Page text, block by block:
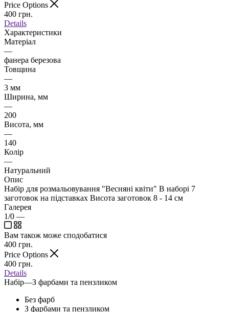
Price Options
400 грн.
Details
Характеристики
Матеріал
—
фанера березова
Товщина
—
3 мм
Ширина, мм
—
200
Висота, мм
—
140
Колір
—
Натуральний
Опис
Набір для розмальовування "Весняні квіти" В наборі 7
заготовок на підставках Висота заготовок 8 - 14 см
Галерея
1/0 —
Вам також може сподобатися
400 грн.
Price Options
400 грн.
Details
Набір—З фарбами та пензликом
Без фарб
З фарбами та пензликом